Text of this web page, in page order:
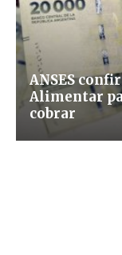
ANSES
Alimentar
cobrar